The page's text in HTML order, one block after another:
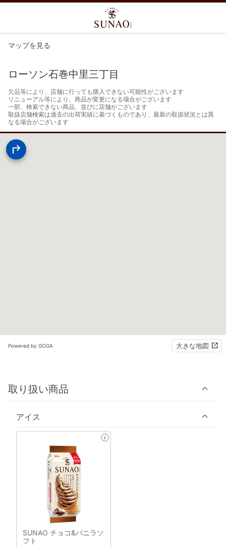
マップを見る
ローソン石巻中里三丁目
欠品等により、店舗に行っても購入できない可能性がございます
リニューアル等により、商品が変更になる場合がございます
一部、検索できない商品、並びに店舗がございます
取扱店舗検索は過去の出荷実績に基づくものであり、最新の取扱状況とは異
なる場合がございます
Powered by GOGA 大きな地図
取り扱い商品
アイス
SUNAO チョコ&バニラソ
フト